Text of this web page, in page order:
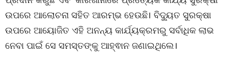
ଉପରେ ଆଲୋଚନା ସହିତ ଆରମ୍ଭ ହେଉଛି। ବିଦ୍ୟୁତ ସୁରକ୍ଷା
ଉପରେ ଆୟୋଜିତ ଏହି ଅନନ୍ୟ କାର୍ଯ୍ୟକ୍ରମରୁ ସର୍ବାଧିକ ଲାଭ
ନେବା ପାଇଁ ସେ ସମସ୍ତଙ୍କୁ ଆହ୍ଵାନ ଜଣାଇଥିଲେ।